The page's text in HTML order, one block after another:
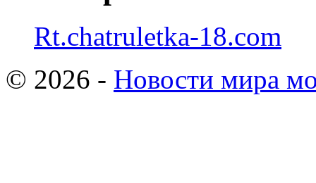
Rt.chatruletka-18.com
© 2026 - Новости мира